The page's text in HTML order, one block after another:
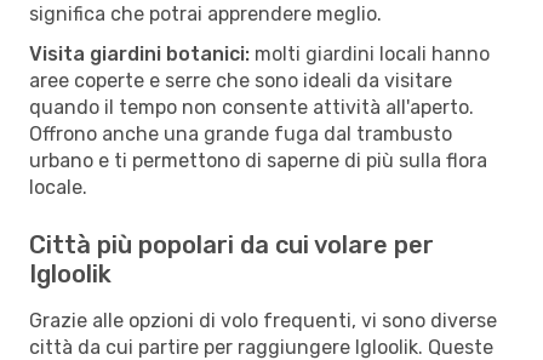
significa che potrai apprendere meglio.
Visita giardini botanici: molti giardini locali hanno
aree coperte e serre che sono ideali da visitare
quando il tempo non consente attività all'aperto.
Offrono anche una grande fuga dal trambusto
urbano e ti permettono di saperne di più sulla flora
locale.
Città più popolari da cui volare per
Igloolik
Grazie alle opzioni di volo frequenti, vi sono diverse
città da cui partire per raggiungere Igloolik. Queste